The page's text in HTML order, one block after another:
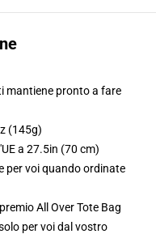
mantiene pronto a fare
(145g)
a 27.5in (70 cm)
per voi quando ordinate
All Over Tote Bag
per voi dal vostro